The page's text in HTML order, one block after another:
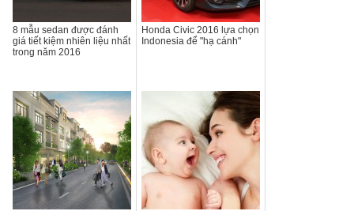
8 mẫu sedan được đánh
giá tiết kiệm nhiên liệu nhất
trong năm 2016
Honda Civic 2016 lựa chọn
Indonesia để "hạ cánh"